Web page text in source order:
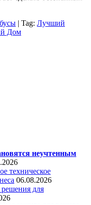
| Tag: Лучший
Дом
неучтенным
техническое
06.08.2026
для